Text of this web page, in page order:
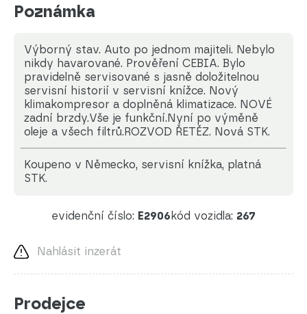
Poznámka
Výborný stav. Auto po jednom majiteli. Nebylo
nikdy havarované. Prověření CEBIA. Bylo
pravidelně servisované s jasně doložitelnou
servisní historií v servisní knížce. Nový
klimakompresor a doplněná klimatizace. NOVÉ
zadní brzdy.Vše je funkční.Nyní po výměně
oleje a všech filtrů.ROZVOD ŘETĚZ. Nová STK.
koupeno v Německo, servisní knížka, platná
STK.
evidenční číslo: E2906 kód vozidla: 267
Nahlásit inzerát
Prodejce